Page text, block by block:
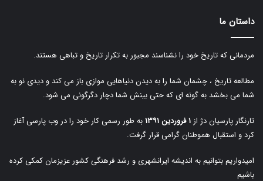
داستان ما
مردمانی که تاریخ خود را نشناسند مجبور به تکرار تاریخ و تباهی هستند.
مطالعه تاریخ ، چشمان شما را به دیدن دنیاهایی موازی باز می کند و دیدی نو به
شما می بخشد به گونه ای که حتی بینش شما دچار دگرگونی می شود.
تارنگار پارسیان دژ از۱ فروردین ۱۳۹۱
به طور رسمی کار خود را در وب پارسی آغاز
کرد و استقبال هموطنان گرامی قرار گرفت.
امیدواریم بتوانیم به اندیشه ایرانشهری و رشد فرهنگی کشور عزیزمان کمکی کرده
باشیم